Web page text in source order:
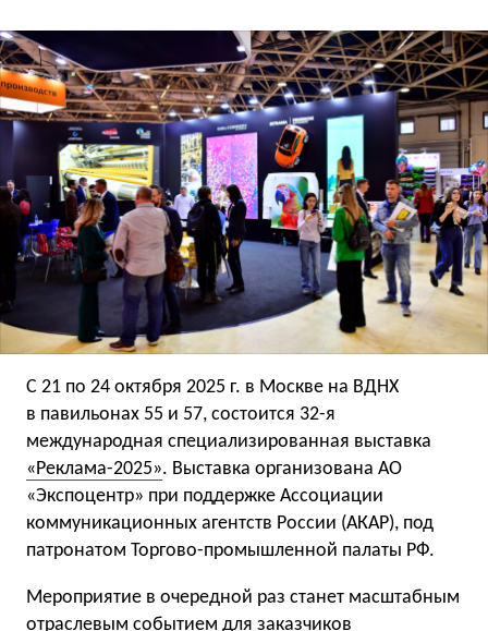
С 21 по 24 октября 2025 г. в Москве на ВДНХ
в павильонах 55 и 57, состоится 32-я
международная специализированная выставка
«Реклама-2025». Выставка организована АО
«Экспоцентр» при поддержке Ассоциации
коммуникационных агентств России (АКАР), под
патронатом Торгово-промышленной палаты РФ.
Мероприятие в очередной раз станет масштабным
отраслевым событием для заказчиков